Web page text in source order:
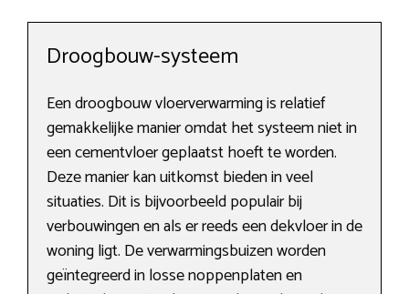
Droogbouw-systeem
Een droogbouw vloerverwarming is relatief
gemakkelijke manier omdat het systeem niet in
een cementvloer geplaatst hoeft te worden.
Deze manier kan uitkomst bieden in veel
situaties. Dit is bijvoorbeeld populair bij
verbouwingen en als er reeds een dekvloer in de
woning ligt. De verwarmingsbuizen worden
geïntegreerd in losse noppenplaten en